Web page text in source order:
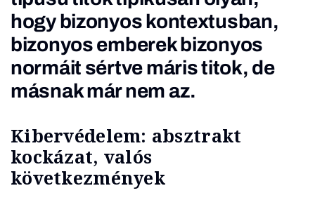
hogy bizonyos kontextusban,
bizonyos emberek bizonyos
normáit sértve máris titok, de
másnak már nem az.
Kibervédelem: absztrakt
kockázat, valós
következmények